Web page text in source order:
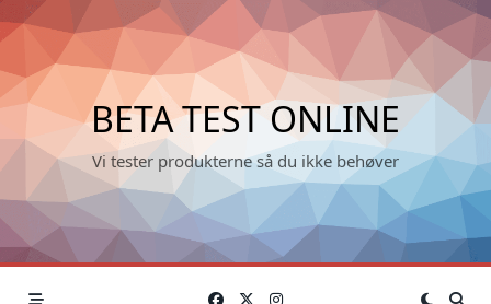
Skip
to
content
BETA TEST ONLINE
Vi tester produkterne så du ikke behøver